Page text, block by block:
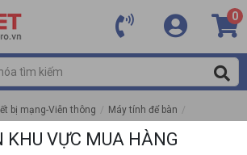
0
bị mạng-Viễn thông / Máy tính để bàn /
KHU VỰC MUA HÀNG